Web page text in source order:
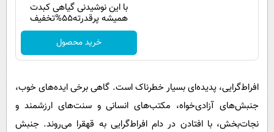
با این نوشیدنی گیاهی کبدت
همیشه پرقدرته55%تخفیف
خرید محصول
افراط‌گرایی، پدیده‌ای بسیار خطرناک است. گاهی برخی ایده‌های خوب،
جنبش‌های آزادی‌خواه، مکتب‌های انسانی و سنت‌های ارزشمند و
نجات‌بخش، با افتادن در دام افراط‌گرایی به قهقرا می‌روند. جنبش